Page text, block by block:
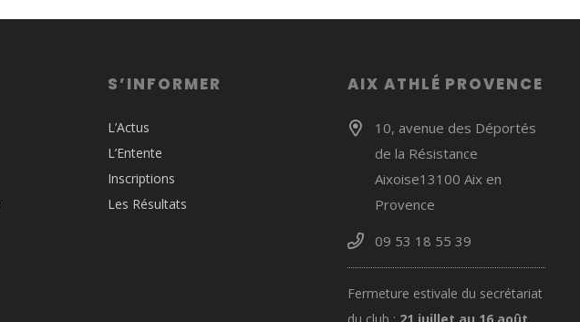
S’INFORMER
L’Actus
L’Entente
Inscriptions
Les Résultats
AIX ATHLÉ PROVENCE
10, avenue des Déportés
de la Résistance
Aixoise13100 Aix en
Provence
09 53 18 55 39
Fermeture estivale du secrétariat